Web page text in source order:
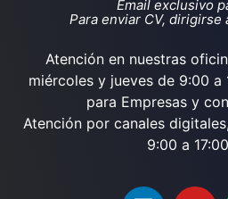
Email exclusivo
Para enviar CV, dirigirse
Atención en nuestras
miércoles y jueves de 9:00 a
para Empresas y
Atención por canales
9:00 a